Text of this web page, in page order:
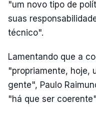
"um novo tipo de
suas
técnico".
Lamentando que a
"propriamente, hoje,
gente", Paulo
"há que ser